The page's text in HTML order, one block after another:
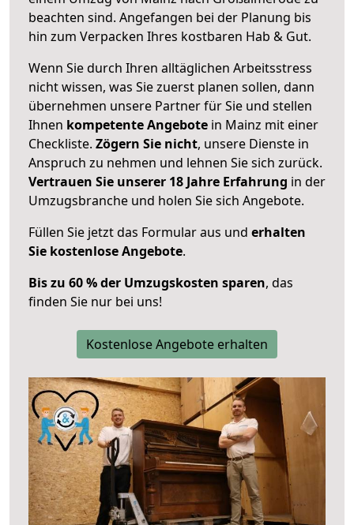
beachten sind. Angefangen bei der Planung bis
hin zum Verpacken Ihres kostbaren Hab & Gut.
Wenn Sie durch Ihren alltäglichen Arbeitsstress
nicht wissen, was Sie zuerst planen sollen, dann
übernehmen unsere Partner für Sie und stellen
Ihnen kompetente Angebote in Mainz mit einer
Checkliste. Zögern Sie nicht, unsere Dienste in
Anspruch zu nehmen und lehnen Sie sich zurück.
Vertrauen Sie unserer 18 Jahre Erfahrung in der
Umzugsbranche und holen Sie sich Angebote.
Füllen Sie jetzt das Formular aus und erhalten
Sie kostenlose Angebote.
Bis zu 60 % der Umzugskosten sparen, das
finden Sie nur bei uns!
Kostenlose Angebote erhalten